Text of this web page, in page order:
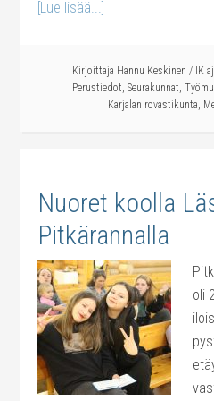
[Lue lisää...]
Kirjoittaja Hannu Keskinen / IK
Perustiedot, Seurakunnat,
Karjalan rovastikunta,
Nuoret koolla
Pitkärannalla
oli